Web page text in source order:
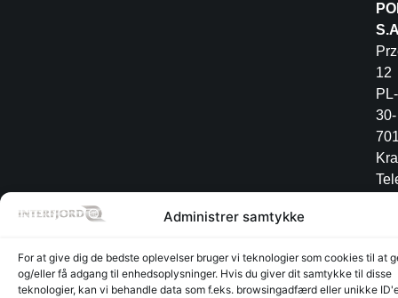
Administrer samtykke
For at give dig de bedste oplevelser bruger vi teknologier som cookies til at
og/eller få adgang til enhedsoplysninger. Hvis du giver dit samtykke til disse
teknologier, kan vi behandle data som f.eks. browsingadfærd eller unikke
12
PL-
30-